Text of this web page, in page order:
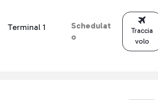
Terminal 1
Schedulat
o
Traccia
volo